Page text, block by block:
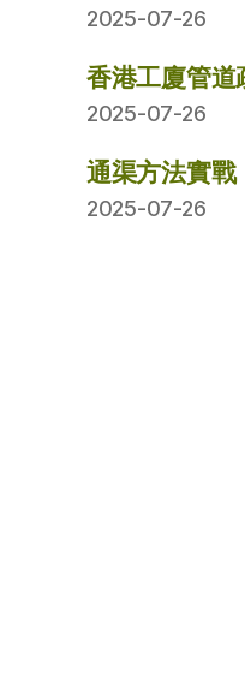
2025-07-26
香港工廈管道
2025-07-26
通渠方法實戰
2025-07-26